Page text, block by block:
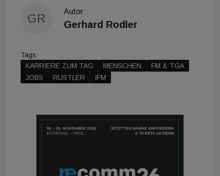
GR
Autor
Gerhard Rodler
Tags
KARRIERE ZUM TAG
MENSCHEN
FM & TGA
JOBS
RUSTLER IFM